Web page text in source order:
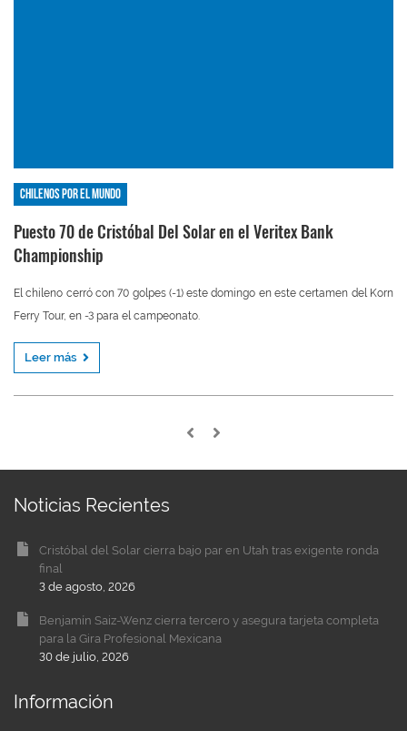
Chilenos por el mundo
Puesto 70 de Cristóbal Del Solar en el Veritex Bank
Championship
El chileno cerró con 70 golpes (-1) este domingo en este certamen del Korn
Ferry Tour, en -3 para el campeonato.
Leer más
Noticias Recientes
Cristóbal del Solar cierra bajo par en Utah tras exigente ronda
final
3 de agosto, 2026
Benjamín Saiz-Wenz cierra tercero y asegura tarjeta completa
para la Gira Profesional Mexicana
30 de julio, 2026
Información